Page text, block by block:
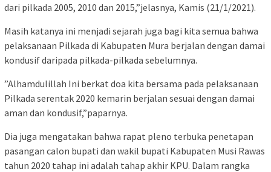
dari pilkada 2005, 2010 dan 2015,”jelasnya, Kamis (21/1/2021).
Masih katanya ini menjadi sejarah juga bagi kita semua bahwa
pelaksanaan Pilkada di Kabupaten Mura berjalan dengan damai
kondusif daripada pilkada-pilkada sebelumnya.
”Alhamdulillah Ini berkat doa kita bersama pada pelaksanaan
Pilkada serentak 2020 kemarin berjalan sesuai dengan damai
aman dan kondusif,”paparnya.
Dia juga mengatakan bahwa rapat pleno terbuka penetapan
pasangan calon bupati dan wakil bupati Kabupaten Musi Rawas
tahun 2020 tahap ini adalah tahap akhir KPU. Dalam rangka